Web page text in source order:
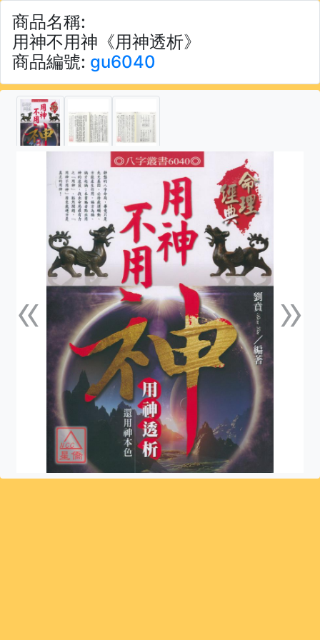
商品名稱:
用神不用神《用神透析》
商品編號: gu6040
«上一張 »下一